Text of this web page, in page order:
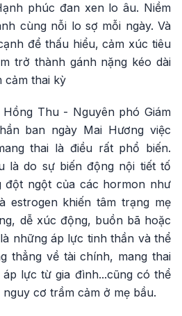
phúc đan xen lo âu. Niềm
cùng nỗi lo sợ mỗi ngày. Và
để thấu hiểu, cảm xúc tiêu
trở thành gánh nặng kéo dài
cảm thai kỳ
Thu - Nguyên phó Giám
ban ngày Mai Hương việc
thai là điều rất phổ biến.
là do sự biến động nội tiết tố
đột ngột của các hormon như
estrogen khiến tâm trạng mẹ
dễ xúc động, buồn bã hoặc
những áp lực tinh thần và thể
thẳng về tài chính, mang thai
lực từ gia đình...cũng có thể
cơ trầm cảm ở mẹ bầu.